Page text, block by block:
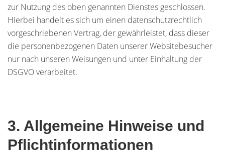
zur Nutzung des oben genannten Dienstes geschlossen.
Hierbei handelt es sich um einen datenschutzrechtlich
vorgeschriebenen Vertrag, der gewährleistet, dass dieser
die personenbezogenen Daten unserer Websitebesucher
nur nach unseren Weisungen und unter Einhaltung der
DSGVO verarbeitet.
3. Allgemeine Hinweise und
Pflicht­informationen